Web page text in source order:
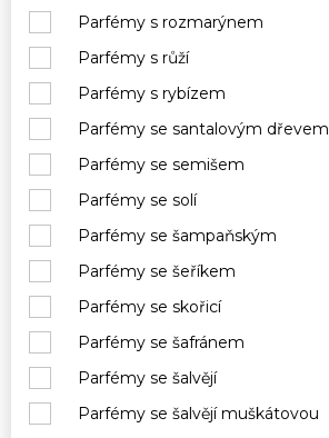
Parfémy s rozmarýnem
Parfémy s růží
Parfémy s rybízem
Parfémy se santalovým dřevem
Parfémy se semišem
Parfémy se solí
Parfémy se šampaňským
Parfémy se šeříkem
Parfémy se skořicí
Parfémy se šafránem
Parfémy se šalvějí
Parfémy se šalvějí muškátovou